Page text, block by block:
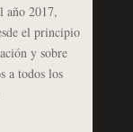
2017,
el principio
y sobre
a todos los